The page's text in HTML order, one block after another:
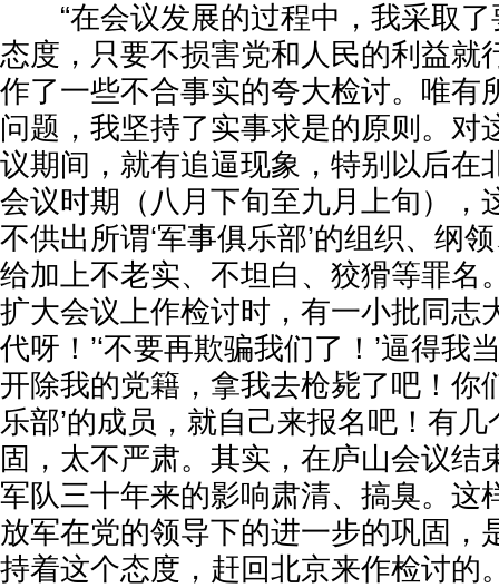
“在会议发展的过程中，我采取了
态度，只要不损害党和人民的利益就
作了一些不合事实的夸大检讨。唯有
问题，我坚持了实事求是的原则。对
议期间，就有追逼现象，特别以后在
会议时期（八月下旬至九月上旬），
不供出所谓‘军事俱乐部’的组织、纲
给加上不老实、不坦白、狡猾等罪名
扩大会议上作检讨时，有一小批同志
代呀！’‘不要再欺骗我们了！’逼得我
开除我的党籍，拿我去枪毙了吧！你
乐部’的成员，就自己来报名吧！有
固，太不严肃。其实，在庐山会议结
军队三十年来的影响肃清、搞臭。这
放军在党的领导下的进一步的巩固，
持着这个态度，赶回北京来作检讨的